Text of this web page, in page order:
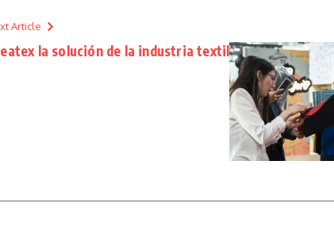
Article
la solución de la industria textil